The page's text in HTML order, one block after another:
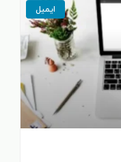
ایمیل